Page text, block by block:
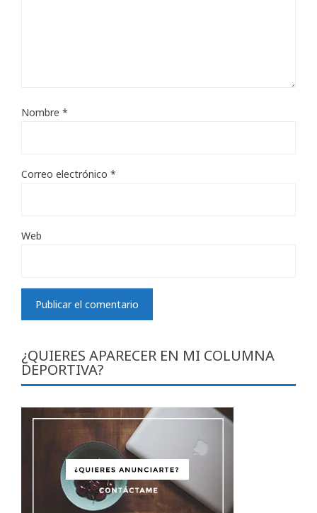
Nombre *
Correo electrónico *
Web
¿QUIERES APARECER EN MI COLUMNA
DEPORTIVA?